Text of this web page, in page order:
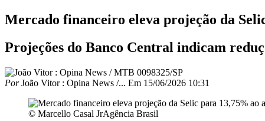
Mercado financeiro eleva projeção da
Projeções do Banco Central indicam
PorJoão Vitor : Opina News /... Em 15/06/2026 10:31
© Marcello Casal JrAgência Brasil